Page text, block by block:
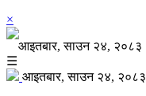
×
आइतबार, साउन २४, २०८३
☰
आइतबार, साउन २४, २०८३